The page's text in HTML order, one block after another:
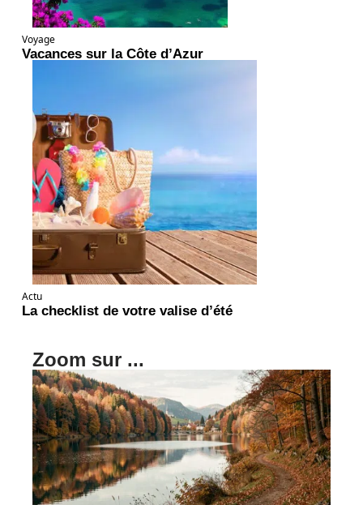
Voyage
Vacances sur la Côte d’Azur
Actu
La checklist de votre valise d’été
Zoom sur ...